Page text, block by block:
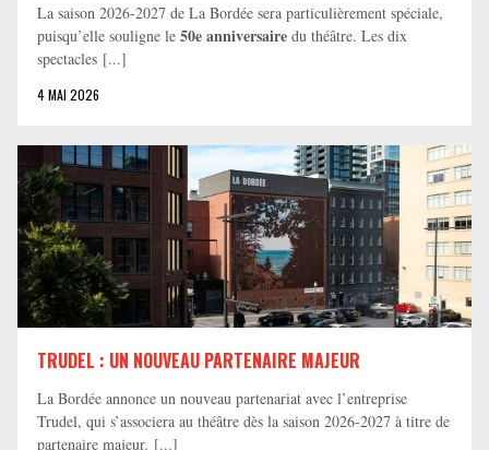
La saison 2026-2027 de La Bordée sera particulièrement spéciale,
puisqu’elle souligne le 50e anniversaire du théâtre. Les dix
spectacles [...]
4 MAI 2026
TRUDEL : UN NOUVEAU PARTENAIRE MAJEUR
La Bordée annonce un nouveau partenariat avec l’entreprise
Trudel, qui s’associera au théâtre dès la saison 2026-2027 à titre de
partenaire majeur. [...]